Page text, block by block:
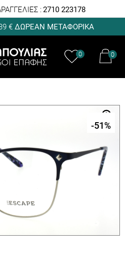
: 2710 223178
€ ΔΩΡΕΑΝ ΜΕΤΑΦΟΡΙΚΑ
0 0
-51%